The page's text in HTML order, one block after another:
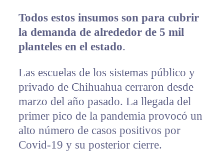
Todos estos insumos son para cubrir
la demanda de alrededor de 5 mil
planteles en el estado.
Las escuelas de los sistemas público y
privado de Chihuahua cerraron desde
marzo del año pasado. La llegada del
primer pico de la pandemia provocó un
alto número de casos positivos por
Covid-19 y su posterior cierre.